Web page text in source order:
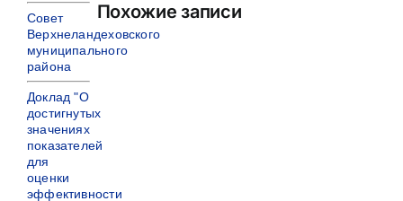
Похожие записи
Совет
Верхнеландеховского
муниципального
района
Доклад "О
достигнутых
значениях
показателей
для
оценки
эффективности